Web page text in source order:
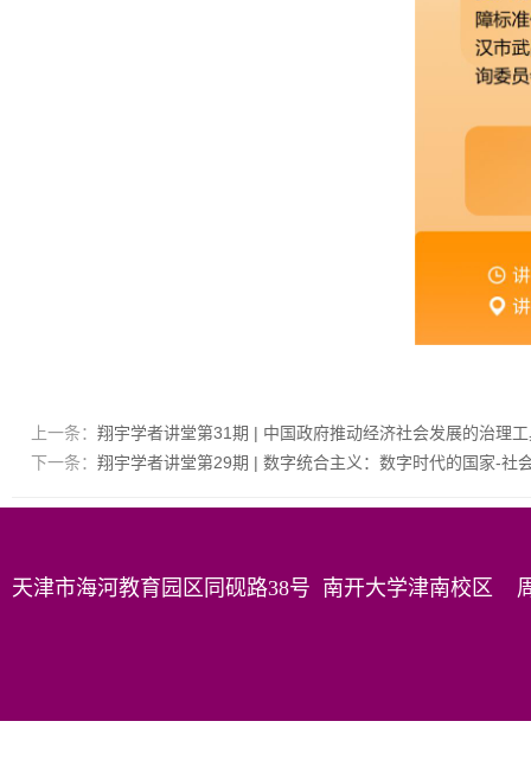
上一条： 翔宇学者讲堂第31期 | 中国政府推动经济社会发展的治理
下一条： 翔宇学者讲堂第29期 | 数字统合主义：数字时代的国家-社
天津市海河教育园区同砚路38号 南开大学津南校区